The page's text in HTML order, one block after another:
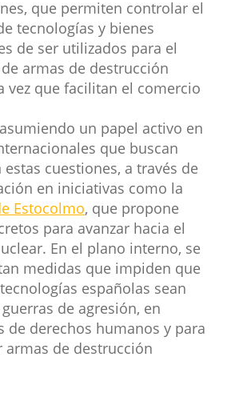
que permiten controlar el
tecnologías y bienes
de ser utilizados para el
armas de destrucción
vez que facilitan el comercio
un papel activo en
que buscan
estas cuestiones, a través de
en iniciativas como la
Estocolmo, que propone
para avanzar hacia el
En el plano interno, se
medidas que impiden que
españolas sean
de agresión, en
de derechos humanos y para
armas de destrucción